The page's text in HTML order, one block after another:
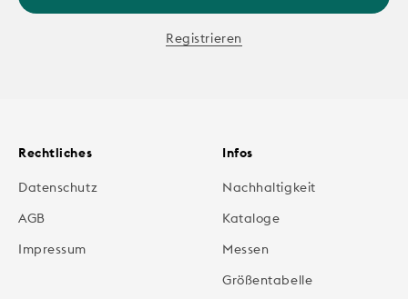
Registrieren
Rechtliches
Datenschutz
AGB
Impressum
Infos
Nachhaltigkeit
Kataloge
Messen
Größentabelle